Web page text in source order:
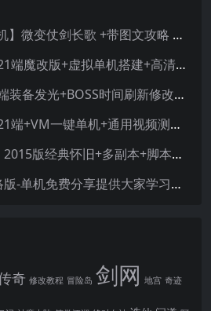
24-【问道1.70单机】微变仗剑长歌 +带图文攻略 +丰富时装称号坐骑 +GM工具 +虚拟机一键端 +视频安装教学
19-剑侠情缘2-2021端魔改版+虚拟单机搭建+高清大屏+视频教程
50-剑侠情缘2-21端装备发光+BOSS时间刷新修改+外网服务端整理+一键虚拟机+服务端+客户端+工具
20-剑侠情缘2-2021端+VM一键单机+通用视频测试教程
36-【剑侠情缘2】2015版经典怀旧+多副本+脚本修复+GM工具+视频安装教程+虚拟机一键端
47-剑侠情缘2网络版-单机免费分享提供大家学习体验
奇 修改教程 冒险岛 剑网 地宫 奇迹